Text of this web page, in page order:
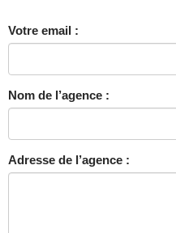
Votre email :
Nom de l’agence :
Adresse de l’agence :